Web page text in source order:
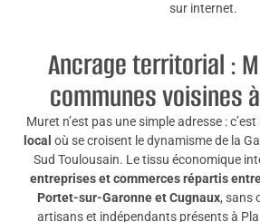
sur internet.
Ancrage territorial :
communes voisines
Muret n’est pas une simple adresse :
local où se croisent le dynamisme de la
Sud Toulousain. Le tissu économique
entreprises et commerces répartis
Portet-sur-Garonne et Cugnaux, sans
artisans et indépendants présents à